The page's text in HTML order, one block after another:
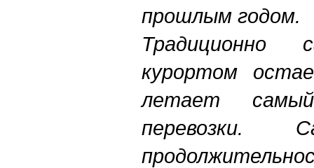
прошлым годом.
Традиционно
курортом
летает
перевозки.